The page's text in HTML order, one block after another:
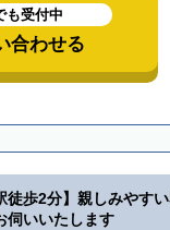
も受付中
合わせる
徒歩2分】親しみやす
伺いいたします